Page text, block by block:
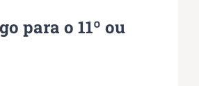
para o 11º ou